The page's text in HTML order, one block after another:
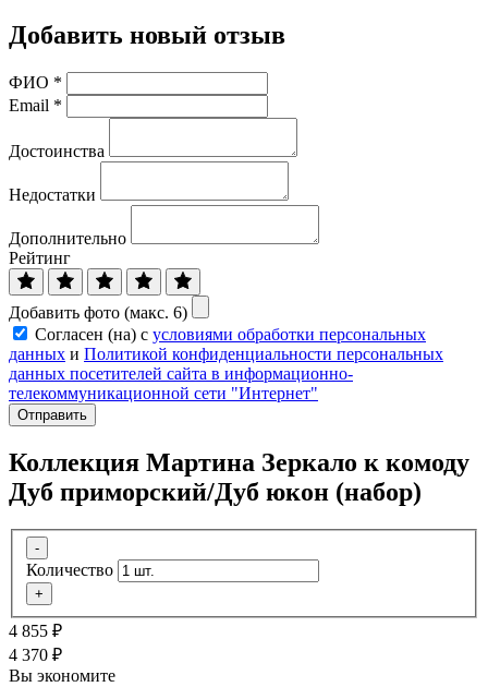
Добавить новый отзыв
ФИО *
Email *
Достоинства
Недостатки
Дополнительно
Рейтинг
Добавить фото (макс. 6)
Согласен (на) с условиями обработки персональных
данных и Политикой конфиденциальности персональных
данных посетителей сайта в информационно-
телекоммуникационной сети "Интернет"
Отправить
Коллекция Мартина Зеркало к комоду
Дуб приморский/Дуб юкон (набор)
-
Количество
+
4 855 ₽
4 370 ₽
Вы экономите